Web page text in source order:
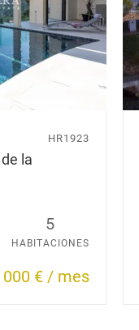
la
HR1923
5
HABITACIONES
000 € / mes